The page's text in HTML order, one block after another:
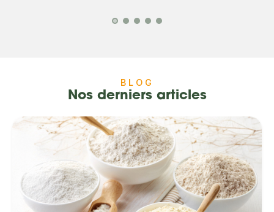
BLOG
Nos derniers articles